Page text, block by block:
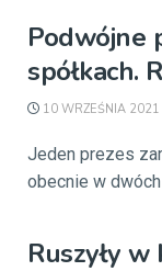
Podwójne
spółkach.
10 WRZEŚNIA 2021
Jeden prezes
obecnie w dwóch
Ruszyły